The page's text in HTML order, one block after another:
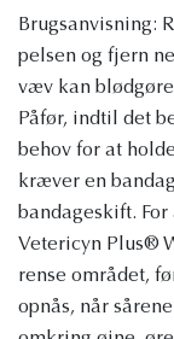
Brugsanvisning:
pelsen og fjern
væv kan
Påfør, indtil det
behov for at
kræver en
bandageskift.
Vetericyn Plus®
rense området,
opnås, når